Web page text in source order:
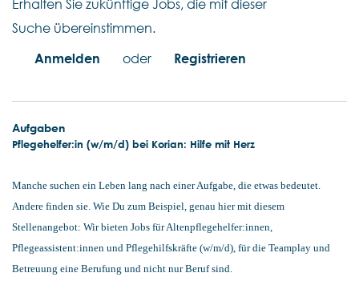
Erhalten Sie zukünftige Jobs, die mit dieser
Suche übereinstimmen.
Anmelden
oder Registrieren
Aufgaben
Pflegehelfer:in (w/m/d) bei Korian: Hilfe mit Herz
Manche suchen ein Leben lang nach einer Aufgabe, die etwas bedeutet.
Andere finden sie. Wie Du zum Beispiel, genau hier mit diesem
Stellenangebot: Wir bieten Jobs für Altenpflegehelfer:innen,
Pflegeassistent:innen und Pflegehilfskräfte (w/m/d), für die Teamplay und
Betreuung eine Berufung und nicht nur Beruf sind.